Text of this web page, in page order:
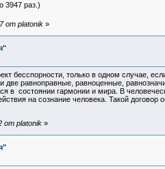
3947 раз.)
от platonik»
бесспорности, только в одном случае,
две равноправные, равноценные,
в состоянии гармонии и мира. В
на сознание человека. Такой
от platonik»